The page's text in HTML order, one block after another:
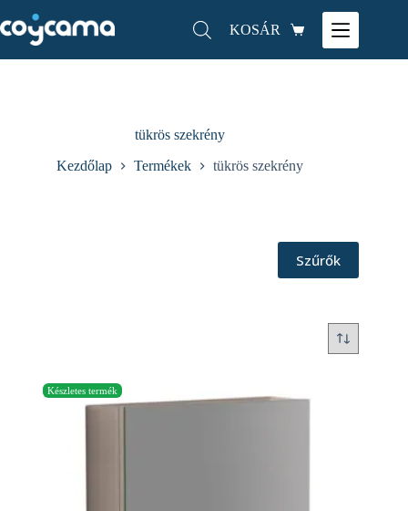
KOSÁR
tükrös szekrény
Kezdőlap Termékek tükrös szekrény
Szűrők